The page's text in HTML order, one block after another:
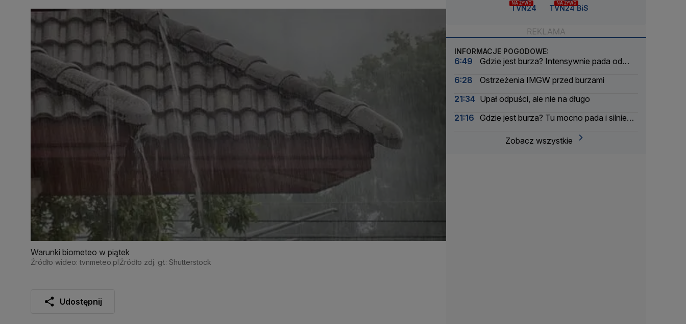
Warunki biometeo w piątek
Źródło wideo: tvnmeteo.plŹródło zdj. gł.: Shutterstock
Udostępnij
NA ŻYWO
TVN24
NA ŻYWO
TVN24 BiS
INFORMACJE POGODOWE:
6:49
Gdzie jest burza? Intensywnie pada od
6:28
Ostrzeżenia IMGW przed burzami
21:34 Upał odpuści, ale nie na długo
21:16 Gdzie jest burza? Tu mocno pada i silnie
Zobacz wszystkie